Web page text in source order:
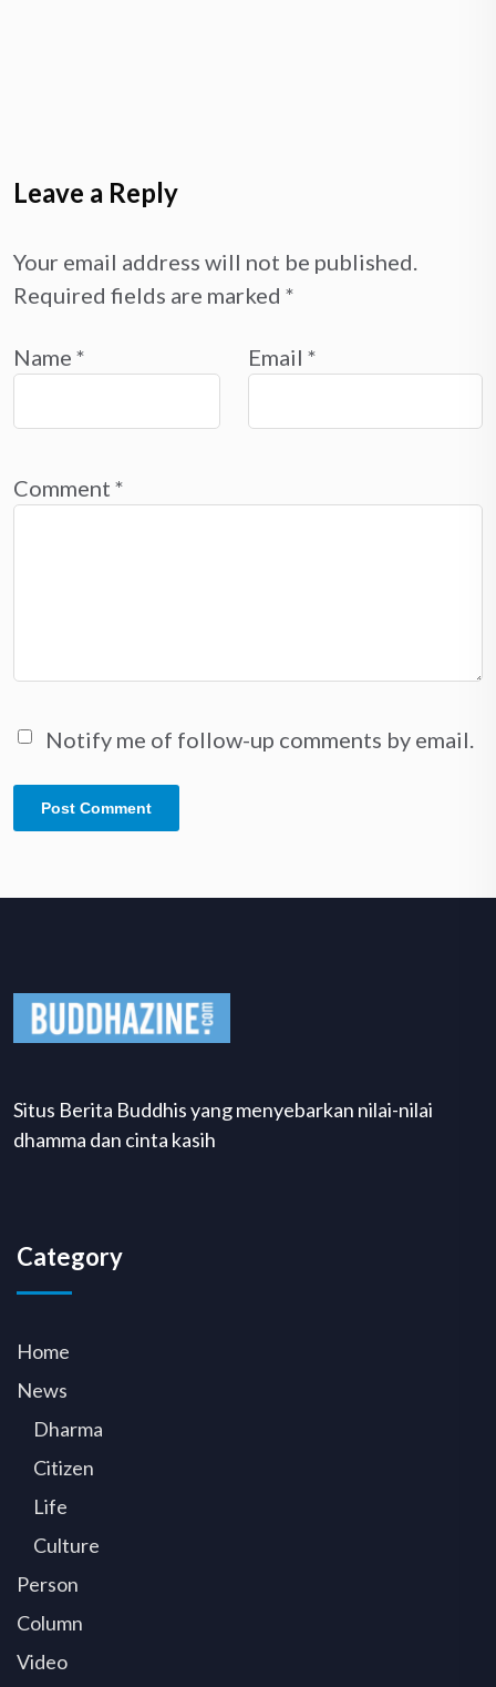
Leave a Reply
Your email address will not be published.
Required fields are marked *
Name * Email *
Comment *
Notify me of follow-up comments by email.
Situs Berita Buddhis yang menyebarkan nilai-nilai
dhamma dan cinta kasih
Category
Home
News
Dharma
Citizen
Life
Culture
Person
Column
Video